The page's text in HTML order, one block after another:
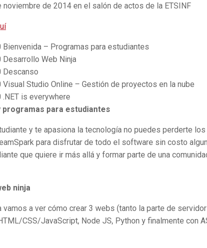
noviembre de 2014 en el salón de actos de la ETSINF
Bienvenida – Programas para estudiantes
Desarrollo Web Ninja
Descanso
Visual Studio Online – Gestión de proyectos en la nube
.NET is everywhere
programas para estudiantes
y te apasiona la tecnología no puedes perderte
para disfrutar de todo el software sin costo
que quiere ir más allá y formar parte de una
ninja
vamos a ver cómo crear 3 webs (tanto la parte de
CSS/JavaScript, Node JS, Python y finalmente con